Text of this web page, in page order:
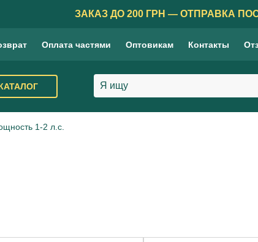
ЗАКАЗ ДО 200 ГРН — ОТПРАВКА
Оплата частями Оптовикам Контакты
1-2 л.c.